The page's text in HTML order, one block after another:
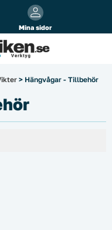
Mina sidor
moms!
Privat
> Hängvågar - Tillbehör